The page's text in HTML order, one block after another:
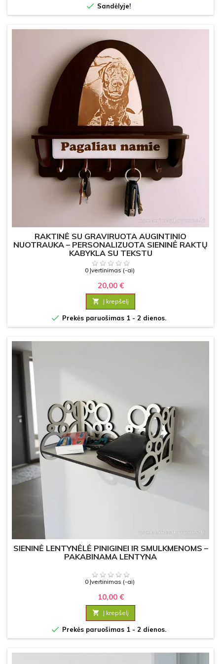
 Sandėlyje!
RAKTINĖ SU GRAVIRUOTA AUGINTINIO
NUOTRAUKA – PERSONALIZUOTA SIENINĖ RAKTŲ
KABYKLA SU TEKSTU
0 Įvertinimas (-ai)
20,00 €
 Į krepšelį
 Prekės paruošimas 1 - 2 dienos.
SIENINĖ LENTYNĖLĖ PINIGINEI IR SMULKMENOMS –
PAKABINAMA LENTYNA
0 Įvertinimas (-ai)
10,00 €
 Į krepšelį
 Prekės paruošimas 1 - 2 dienos.